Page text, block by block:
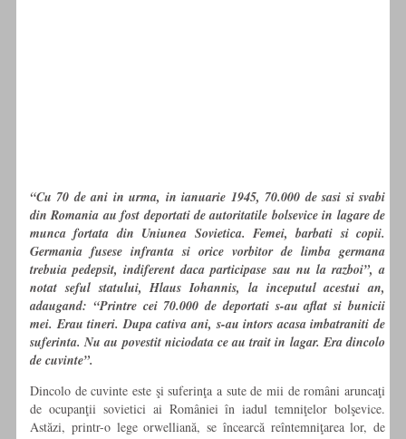
“Cu 70 de ani in urma, in ianuarie 1945, 70.000 de sasi si svabi
din Romania au fost deportati de autoritatile bolsevice in lagare de
munca fortata din Uniunea Sovietica. Femei, barbati si copii.
Germania fusese infranta si orice vorbitor de limba germana
trebuia pedepsit, indiferent daca participase sau nu la razboi”, a
notat seful statului, Hlaus Iohannis, la inceputul acestui an,
adaugand: “Printre cei 70.000 de deportati s-au aflat si bunicii
mei. Erau tineri. Dupa cativa ani, s-au intors acasa imbatraniti de
suferinta. Nu au povestit niciodata ce au trait in lagar. Era dincolo
de cuvinte”.
Dincolo de cuvinte este şi suferinţa a sute de mii de români aruncaţi
de ocupanţii sovietici ai României în iadul temniţelor bolşevice.
Astăzi, printr-o lege orwelliană, se încearcă reîntemniţarea lor, de